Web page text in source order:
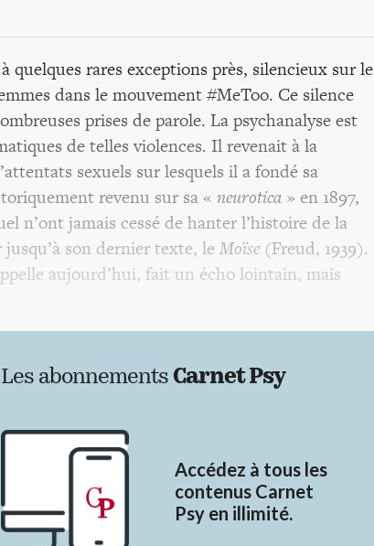
quelques rares exceptions près, silencieux sur le
dans le mouvement #MeToo. Ce silence
prises de parole. La psychanalyse est
de telles violences. Il revenait à la
sexuels sur lesquels il a fondé sa
revenu sur sa « neurotica » en 1897,
n’ont jamais cessé de hanter l’histoire de la
son dernier texte, le Moïse (Freud, 1939).
aujourd’hui, fait un écho lointain, mais
Les abonnements Carnet Psy
Accédez à tous les
contenus Carnet
Psy en illimité.